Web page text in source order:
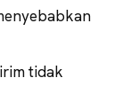
tidak